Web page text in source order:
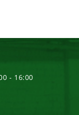
- 16:00